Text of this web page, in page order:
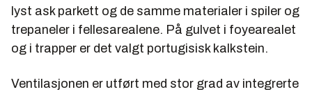
lyst ask parkett og de samme materialer i spiler og
trepaneler i fellesarealene. På gulvet i foyearealet
og i trapper er det valgt portugisisk kalkstein.
Ventilasjonen er utført med stor grad av integrerte